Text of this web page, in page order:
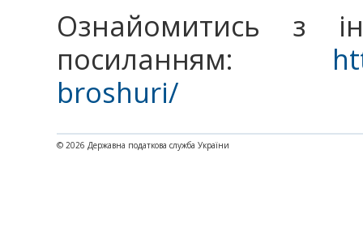
Ознайомитись з
посиланням:
broshuri/
© 2026 Державна податкова служба України